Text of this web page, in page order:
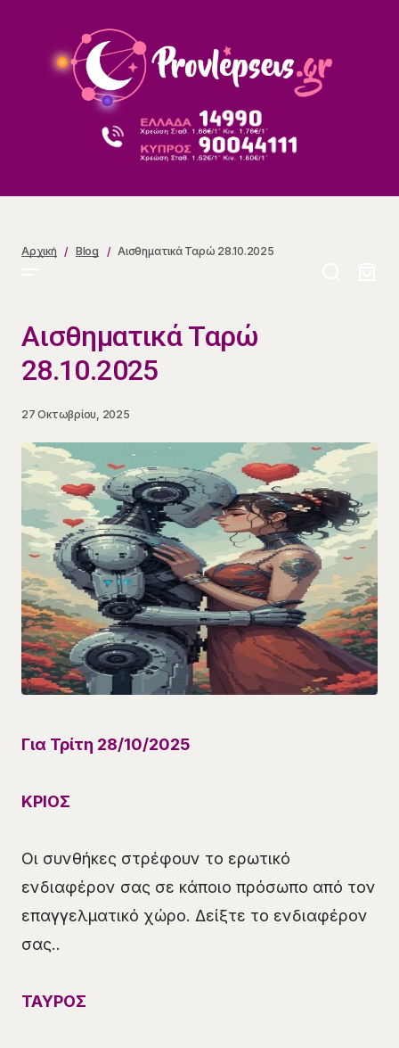
Αρχική Blog Αισθηματικά Ταρώ 28.10.2025
Αισθηματικά Ταρώ
28.10.2025
27 Οκτωβρίου, 2025
Για Τρίτη 28/10/2025
ΚΡΙΟΣ
Οι συνθήκες στρέφουν το ερωτικό
ενδιαφέρον σας σε κάποιο πρόσωπο από τον
επαγγελματικό χώρο. Δείξτε το ενδιαφέρον
σας..
ΤΑΥΡΟΣ